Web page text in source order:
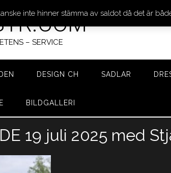
– SERVICE
DESIGN CH SADLAR
BILDGALLERI
19 juli 2025 med
inte hinner stämma av saldot då det är